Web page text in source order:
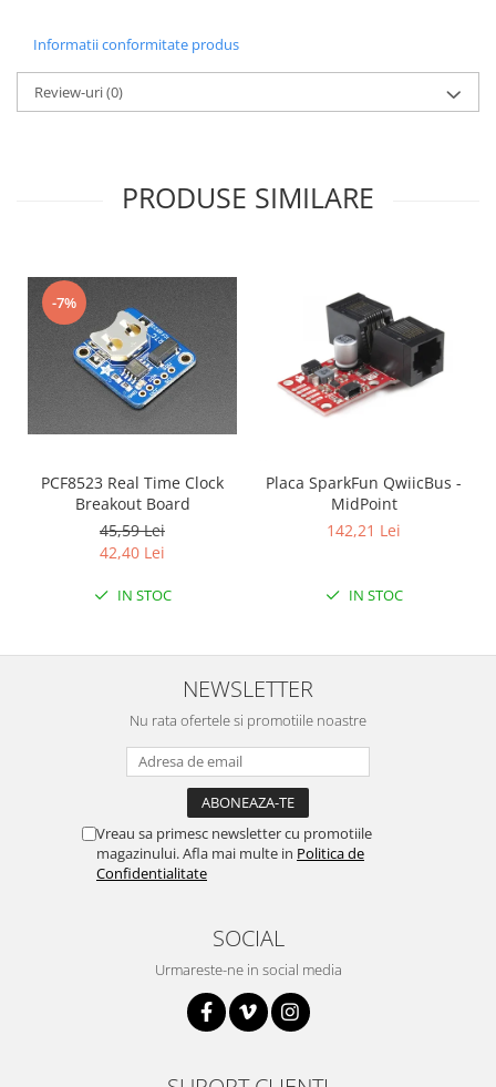
Informatii conformitate produs
Review-uri(0)
PRODUSE SIMILARE
-7%
PCF8523 Real Time Clock
Breakout Board
45,59 Lei
42,40 Lei
IN STOC
Placa SparkFun QwiicBus -
MidPoint
142,21 Lei
IN STOC
NEWSLETTER
Nu rata ofertele si promotiile noastre
Vreau sa primesc newsletter cu promotiile
magazinului. Afla mai multe in Politica de
Confidentialitate
SOCIAL
Urmareste-ne in social media